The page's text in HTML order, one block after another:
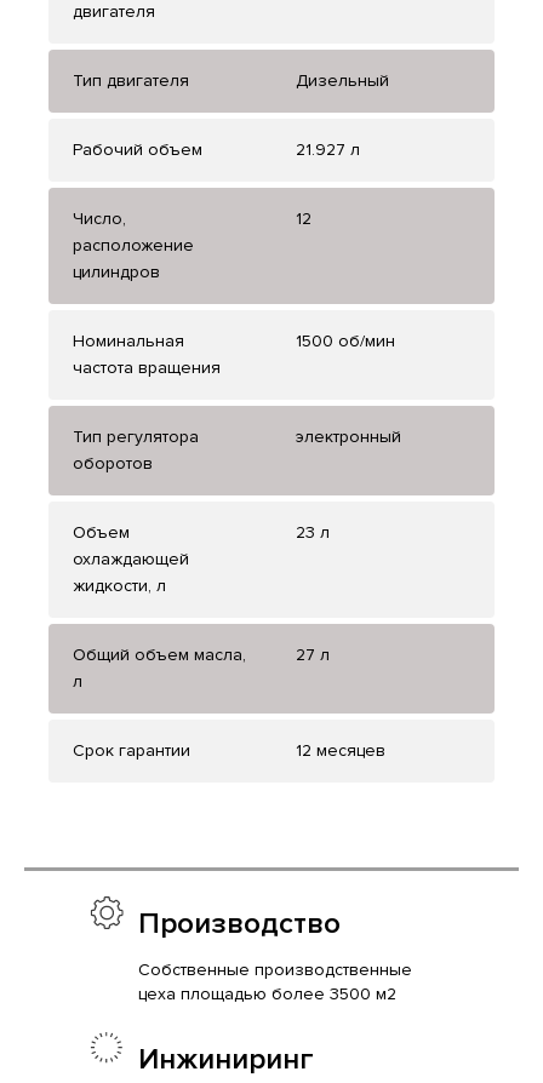
двигателя
Тип двигателя Дизельный
Рабочий объем 21.927 л
Число,
расположение
цилиндров
12
Номинальная
частота вращения
1500 об/мин
Тип регулятора
оборотов
электронный
Объем
охлаждающей
жидкости, л
23 л
Общий объем масла,
л
27 л
Срок гарантии 12 месяцев
Производство
Собственные производственные
цеха площадью более 3500 м2
Инжиниринг